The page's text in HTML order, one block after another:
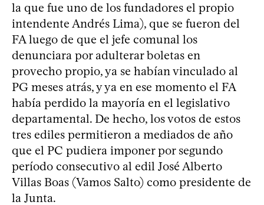
la que fue uno de los fundadores el propio
intendente Andrés Lima), que se fueron del
FA luego de que el jefe comunal los
denunciara por adulterar boletas en
provecho propio, ya se habían vinculado al
PG meses atrás, y ya en ese momento el FA
había perdido la mayoría en el legislativo
departamental. De hecho, los votos de estos
tres ediles permitieron a mediados de año
que el PC pudiera imponer por segundo
período consecutivo al edil José Alberto
Villas Boas (Vamos Salto) como presidente de
la Junta.